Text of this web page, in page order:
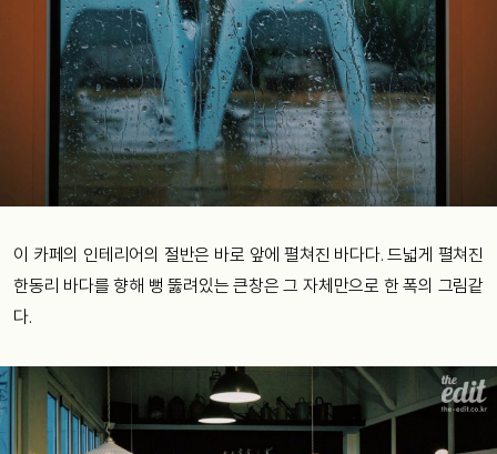
이 카페의 인테리어의 절반은 바로 앞에 펼쳐진 바다다. 드넓게 펼쳐진
한동리 바다를 향해 뻥 뚫려있는 큰창은 그 자체만으로 한 폭의 그림같
다.